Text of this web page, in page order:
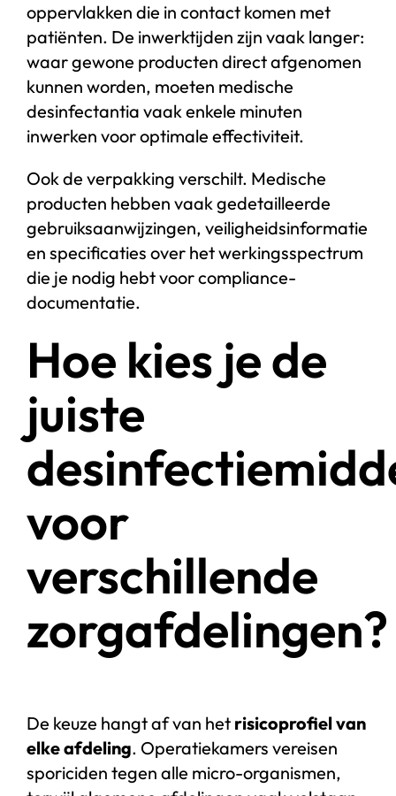
oppervlakken die in contact komen met
patiënten. De inwerktijden zijn vaak langer:
waar gewone producten direct afgenomen
kunnen worden, moeten medische
desinfectantia vaak enkele minuten
inwerken voor optimale effectiviteit.
Ook de verpakking verschilt. Medische
producten hebben vaak gedetailleerde
gebruiksaanwijzingen, veiligheidsinformatie
en specificaties over het werkingsspectrum
die je nodig hebt voor compliance-
documentatie.
Hoe kies je de
juiste
voor
verschillende
zorgafdelingen?
De keuze hangt af van het risicoprofiel van
elke afdeling. Operatiekamers vereisen
sporiciden tegen alle micro-organismen,